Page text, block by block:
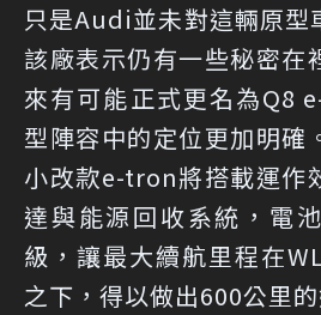
只是Audi並未對這輛原型
該廠表示仍有一些秘密在
來有可能正式更名為Q8
型陣容中的定位更加明確
小改款e-tron將搭載運作
達與能源回收系統，電
級，讓最大續航里程在
之下，得以做出600公里的